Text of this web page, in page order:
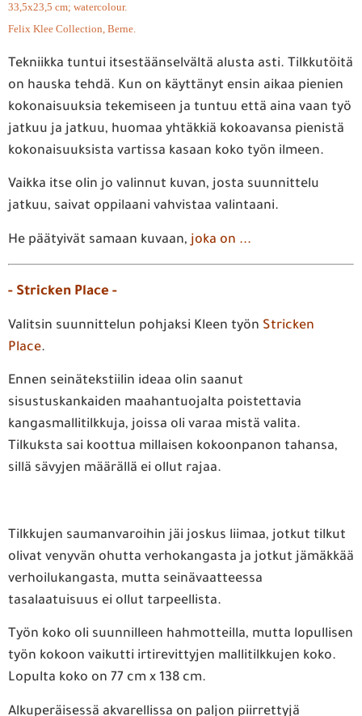
33,5x23,5 cm; watercolour.
Felix Klee Collection, Berne.
Tekniikka tuntui itsestäänselvältä alusta asti. Tilkkutöitä
on hauska tehdä. Kun on käyttänyt ensin aikaa pienien
kokonaisuuksia tekemiseen ja tuntuu että aina vaan työ
jatkuu ja jatkuu, huomaa yhtäkkiä kokoavansa pienistä
kokonaisuuksista vartissa kasaan koko työn ilmeen.
Vaikka itse olin jo valinnut kuvan, josta suunnittelu
jatkuu, saivat oppilaani vahvistaa valintaani.
He päätyivät samaan kuvaan, joka on ...
- Stricken Place -
Valitsin suunnittelun pohjaksi Kleen työn Stricken
Place.
Ennen seinätekstiilin ideaa olin saanut
sisustuskankaiden maahantuojalta poistettavia
kangasmallitilkkuja, joissa oli varaa mistä valita.
Tilkuksta sai koottua millaisen kokoonpanon tahansa,
sillä sävyjen määrällä ei ollut rajaa.
Tilkkujen saumanvaroihin jäi joskus liimaa, jotkut tilkut
olivat venyvän ohutta verhokangasta ja jotkut jämäkkää
verhoilukangasta, mutta seinävaatteessa
tasalaatuisuus ei ollut tarpeellista.
Työn koko oli suunnilleen hahmotteilla, mutta lopullisen
työn kokoon vaikutti irtirevittyjen mallitilkkujen koko.
Lopulta koko on 77 cm x 138 cm.
Alkuperäisessä akvarellissa on paljon piirrettyjä